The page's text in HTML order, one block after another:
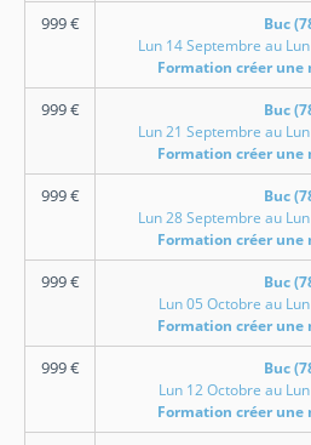
999€
Buc
Lun 14 Septembre au
Formation créer
999€
Buc
Lun 21 Septembre au
Formation créer
999€
Buc
Lun 28 Septembre au
Formation créer
999€
Buc
Lun 05 Octobre au
Formation créer
999€
Buc
Lun 12 Octobre au
Formation créer